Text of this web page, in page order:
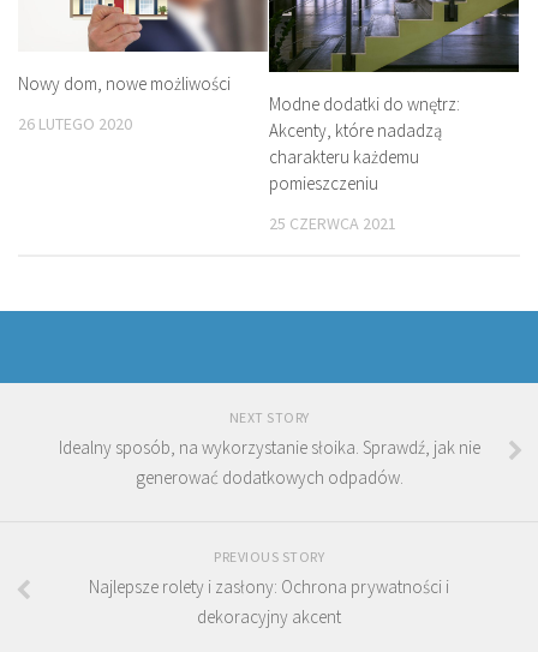
Nowy dom, nowe możliwości
26 LUTEGO 2020
Modne dodatki do wnętrz:
Akcenty, które nadadzą
charakteru każdemu
pomieszczeniu
25 CZERWCA 2021
NEXT STORY
Idealny sposób, na wykorzystanie słoika. Sprawdź, jak nie
generować dodatkowych odpadów.
PREVIOUS STORY
Najlepsze rolety i zasłony: Ochrona prywatności i
dekoracyjny akcent